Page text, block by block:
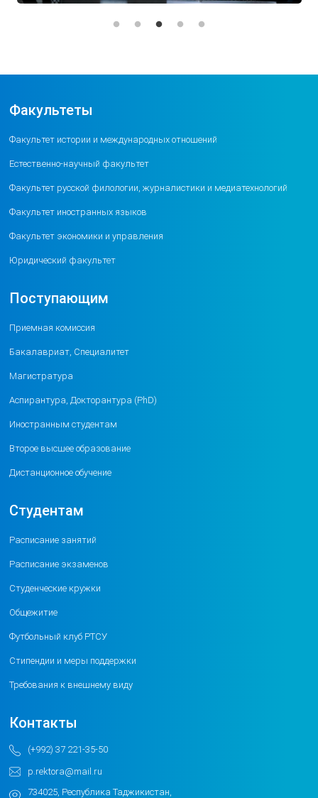
Факультеты
Факультет истории и международных отношений
Естественно-научный факультет
Факультет русской филологии, журналистики и медиатехнологий
Факультет иностранных языков
Факультет экономики и управления
Юридический факультет
Поступающим
Приемная комиссия
Бакалавриат, Специалитет
Магистратура
Аспирантура, Докторантура (PhD)
Иностранным студентам
Второе высшее образование
Дистанционное обучение
Студентам
Расписание занятий
Расписание экзаменов
Студенческие кружки
Общежитие
Футбольный клуб РТСУ
Стипендии и меры поддержки
Требования к внешнему виду
Контакты
(+992) 37 221-35-50
p.rektora@mail.ru
734025, Республика Таджикистан,